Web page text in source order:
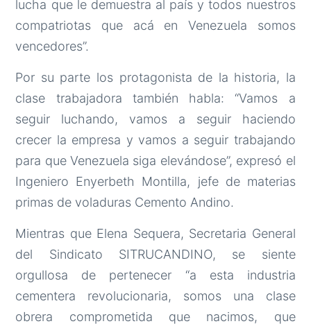
lucha que le demuestra al país y todos nuestros
compatriotas que acá en Venezuela somos
vencedores”.
Por su parte los protagonista de la historia, la
clase trabajadora también habla: “Vamos a
seguir luchando, vamos a seguir haciendo
crecer la empresa y vamos a seguir trabajando
para que Venezuela siga elevándose”, expresó el
Ingeniero Enyerbeth Montilla, jefe de materias
primas de voladuras Cemento Andino.
Mientras que Elena Sequera, Secretaria General
del Sindicato SITRUCANDINO, se siente
orgullosa de pertenecer “a esta industria
cementera revolucionaria, somos una clase
obrera comprometida que nacimos, que